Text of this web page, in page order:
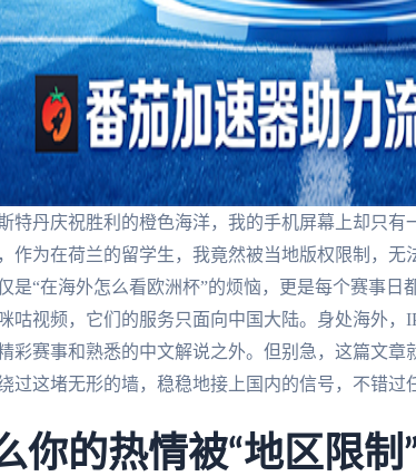
特丹庆祝胜利的橙色海洋，我的手机屏幕上却只有
作为在荷兰的留学生，我竟然被当地版权限制，无
是“在海外怎么看欧洲杯”的烦恼，更是每个赛事日
咕视频，它们的服务只面向中国大陆。身处海外
彩赛事和熟悉的中文解说之外。但别急，这篇文章
过这堵无形的墙，稳稳地接上国内的信号，不错过
你的热情被“地区限制